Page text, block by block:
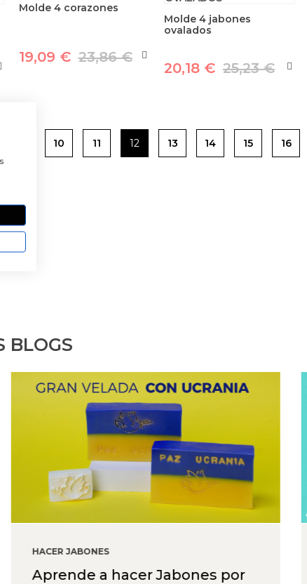
Molde 4 corazones
19,09 € 23,86 €
Molde 4 jabones
ovalados
20,18 € 25,23 €
10 11 12 13 14 15 16
TI
BLOGS
HACER JABONES
Aprende a hacer Jabones por